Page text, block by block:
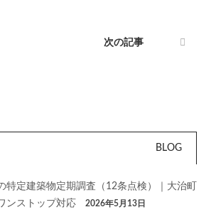
次の記事
BLOG
特定建築物定期調査（12条点検）｜大治町
ンストップ対応
2026年5月13日